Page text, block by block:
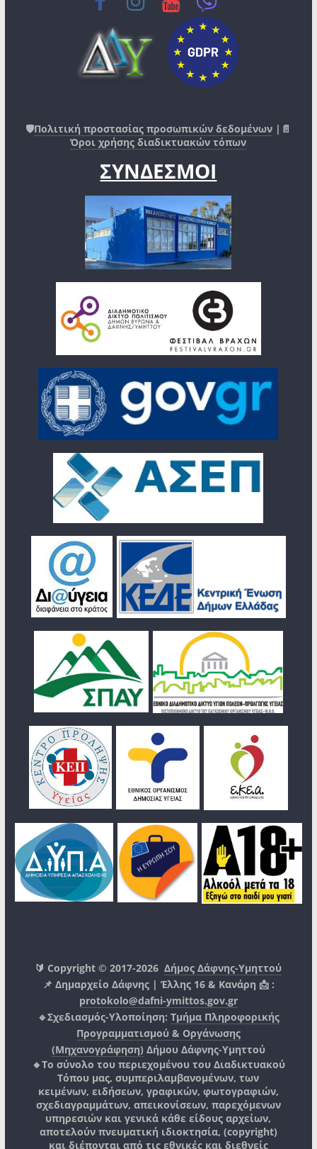
🛡️Πολιτική προστασίας προσωπικών δεδομένων |📄
Όροι χρήσης διαδικτυακών τόπων
ΣΥΝΔΕΣΜΟΙ
🔰 Copyright © 2017-2026Δήμος Δάφνης-Υμηττού
📌 Δημαρχείο Δάφνης | Έλλης 16 & Κανάρη 📩 :
protokolo@dafni-ymittos.gov.gr
🔹Σχεδιασμός-Υλοποίηση: Τμήμα Πληροφορικής
Προγραμματισμού & Οργάνωσης
(Μηχανογράφηση) Δήμου Δάφνης-Υμηττού
🔸Το σύνολο του περιεχομένου του Διαδικτυακού
Τόπου μας, συμπεριλαμβανομένων, των
κειμένων, ειδήσεων, γραφικών, φωτογραφιών,
σχεδιαγραμμάτων, απεικονίσεων, παρεχόμενων
υπηρεσιών και γενικά κάθε είδους αρχείων,
αποτελούν πνευματική ιδιοκτησία, (copyright)
και διέπονται από τις εθνικές και διεθνείς